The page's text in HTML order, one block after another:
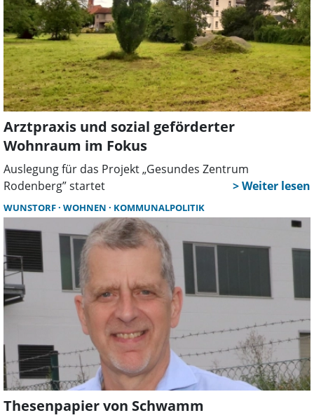
Arztpraxis und sozial geförderter
Wohnraum im Fokus
Auslegung für das Projekt „Gesundes Zentrum
Rodenberg” startet
WUNSTORF WOHNEN KOMMUNALPOLITIK
Thesenpapier von Schwamm